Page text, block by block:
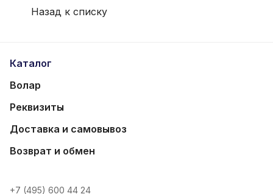
Назад к списку
Каталог
Волар
Реквизиты
Доставка и самовывоз
Возврат и обмен
+7 (495) 600 44 24